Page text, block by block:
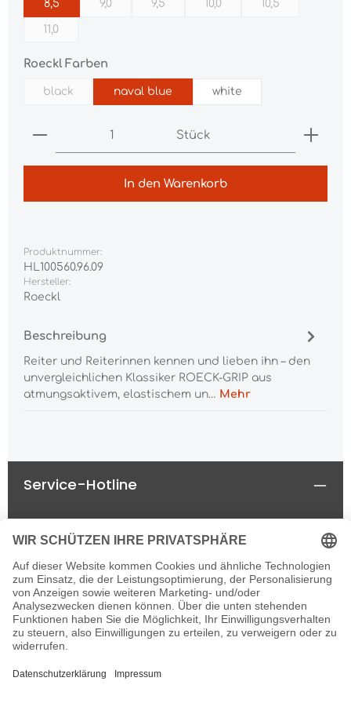
8,5 9,0 9,5 10,0 10,5
11,0
Roeckl Farben
black naval blue white
Produkt Anzahl: Gib den gewünschten
Stück
In den Warenkorb
Produktnummer:
HL100560.96.09
Hersteller:
Roeckl
Beschreibung
Reiter und Reiterinnen kennen und lieben ihn – den
unvergleichlichen Klassiker ROECK-GRIP aus
atmungsaktivem, elastischem un… Mehr
Service-Hotline
Rechtliches
Informationen
Newsletter